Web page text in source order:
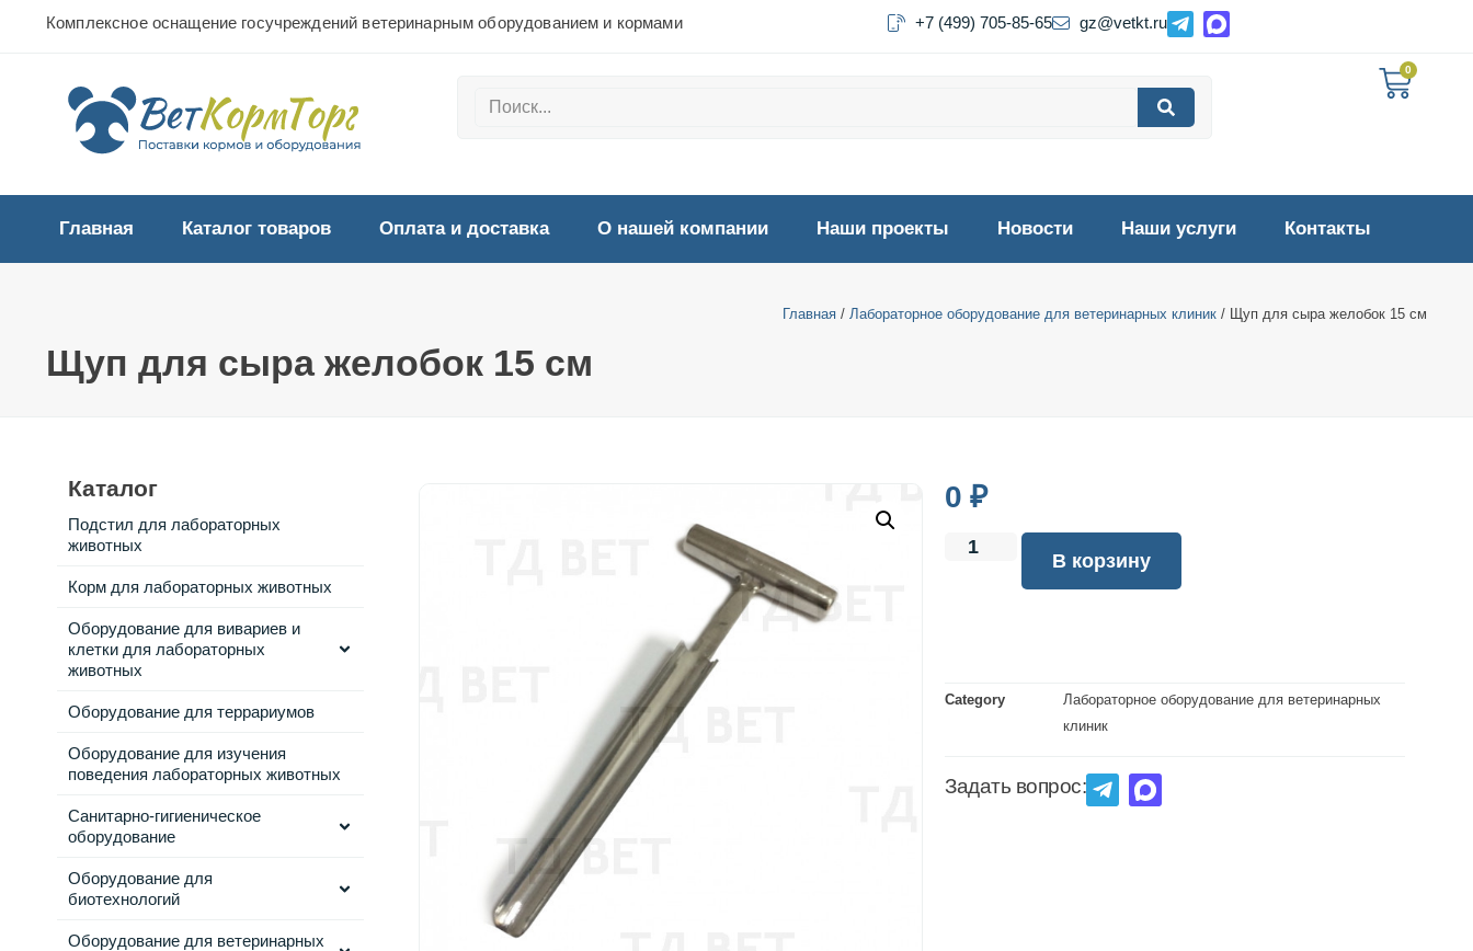
Комплексное оснащение госучреждений ветеринарным оборудованием и кормами +7 (499) 705-85-65 gz@vetkt.ru
0
Главная Каталог товаров Оплата и доставка О нашей компании Наши проекты Новости Наши услуги Контакты
Главная / Лабораторное оборудование для ветеринарных клиник / Щуп для сыра желобок 15 см
Щуп для сыра желобок 15 см
Каталог
Подстил для лабораторных
животных
Корм для лабораторных животных
Оборудование для вивариев и
клетки для лабораторных
животных
Оборудование для террариумов
Оборудование для изучения
поведения лабораторных животных
Санитарно-гигиеническое
оборудование
Оборудование для
биотехнологий
Оборудование для ветеринарных
0₽
В корзину
Category
Лабораторное оборудование для ветеринарных
клиник
Задать вопрос: